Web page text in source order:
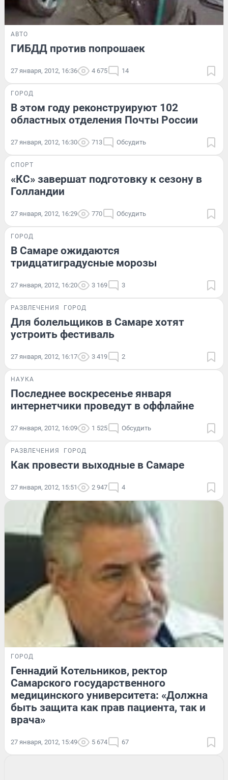
АВТО
ГИБДД против попрошаек
27 января, 2012, 16:36 4 675 14
ГОРОД
В этом году реконструируют 102
областных отделения Почты России
27 января, 2012, 16:30 713 Обсудить
СПОРТ
«КС» завершат подготовку к сезону в
Голландии
27 января, 2012, 16:29 770 Обсудить
ГОРОД
В Самаре ожидаются
тридцатиградусные морозы
27 января, 2012, 16:20 3 169 3
РАЗВЛЕЧЕНИЯ ГОРОД
Для болельщиков в Самаре хотят
устроить фестиваль
27 января, 2012, 16:17 3 419 2
НАУКА
Последнее воскресенье января
интернетчики проведут в оффлайне
27 января, 2012, 16:09 1 525 Обсудить
РАЗВЛЕЧЕНИЯ ГОРОД
Как провести выходные в Самаре
27 января, 2012, 15:51 2 947 4
ГОРОД
Геннадий Котельников, ректор
Самарского государственного
медицинского университета: «Должна
быть защита как прав пациента, так и
врача»
27 января, 2012, 15:49 5 674 67